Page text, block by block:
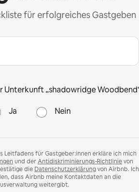
für erfolgreiches Gastgeben
Unterkunft „shadowridge
Ja Nein
Leitfadens für Gastgeber:innen erkläre ich mich
und der Antidiskriminierungs-Richtlinievon
die Datenschutzerklärungvon Airbnb. Ich
dass Airbnb meine Kontaktdaten an die
weitergibt.